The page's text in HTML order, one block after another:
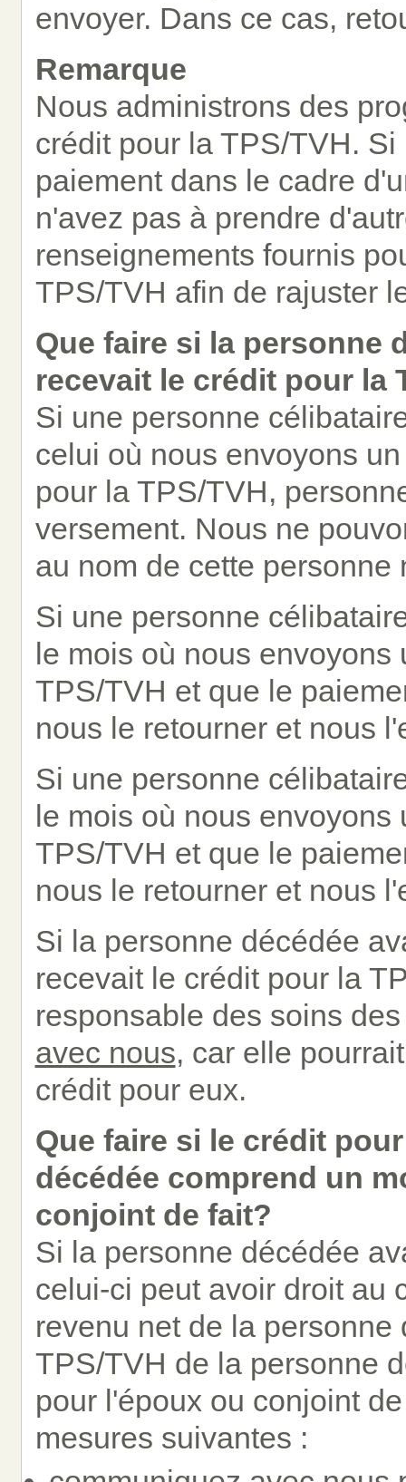
envoyer. Dans ce cas,
Remarque
Nous administrons des
crédit pour la TPS/TVH.
paiement dans le cadre
n'avez pas à prendre
renseignements fournis
TPS/TVH afin de rajuster
Que faire si la personne
recevait le crédit pour la
Si une personne
celui où nous envoyons
pour la TPS/TVH,
versement. Nous ne
au nom de cette personne
Si une personne
le mois où nous
TPS/TVH et que le
nous le retourner et nous
Si une personne
le mois où nous
TPS/TVH et que le
nous le retourner et nous
Si la personne décédée
recevait le crédit pour la
responsable des soins
avec nous, car elle
crédit pour eux.
Que faire si le crédit
décédée comprend un
conjoint de fait?
Si la personne décédée
celui-ci peut avoir droit au
revenu net de la
TPS/TVH de la personne
pour l'époux ou conjoint
mesures suivantes :